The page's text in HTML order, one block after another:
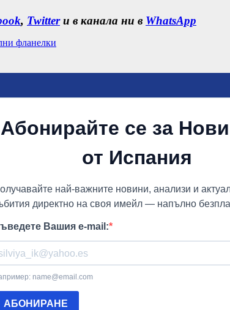
, Twitterи в канала ни в WhatsApp
фланелки